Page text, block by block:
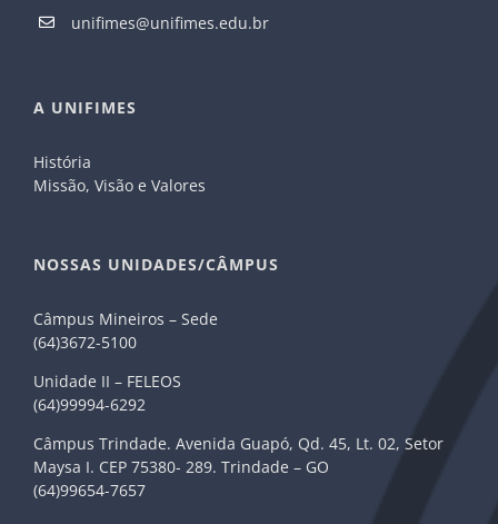
unifimes@unifimes.edu.br
A UNIFIMES
História
Missão, Visão e Valores
NOSSAS UNIDADES/CÂMPUS
Câmpus Mineiros – Sede
(64)3672-5100
Unidade II – FELEOS
(64)99994-6292
Câmpus Trindade. Avenida Guapó, Qd. 45, Lt. 02, Setor
Maysa I. CEP 75380- 289. Trindade – GO
(64)99654-7657